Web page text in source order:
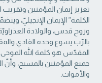
تعزيز إيمان المؤمنين وتقريب
‏الكلمة” الإيمان الإنجيليّ،
وروح قدس، والولادة
بالرّب يسوع وحده الفادي
‏المقدّس هو كلمة الله الموحى
جميع المؤمنين بالمسيح، وأنّ
والأموات. ‏